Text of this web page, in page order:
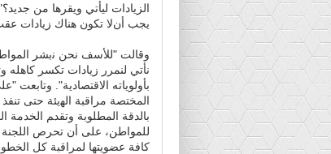
ﺍﻟﺰﻳﺎﺩﺍﺕ ليأتي ويقرها من
ﻳﺠﺐ أﻥﻻ ﺗﻜﻮﻥ ﻫﻨﺎﻙ ﺯﻳﺎﺩﺍﺕ ﻋﻘﺐ
ﻭﻗﺎﻟﺖ "للأسف ﻧﺤﻦ ﻧبشر
نأتي لنمرر ﺯﻳﺎﺩﺍﺕ ﺗﻜﺴﺮ ﻛﺎﻫﻠﻪ
بأولوياته ﺍﻻﻗﺘﺼﺎﺩﻳﺔ". وتابعت
ﺍﻟﻤﺨﺘﺼﺔ ﻣﺮﺍﻗﺒﺔ ﺍﻟﻬيئة حتى ﺗﻨﻔﺬ
ﺑﺎﻟﺪﻗﺔ ﺍﻟﻤﻄﻠﻮﺑﺔ ﻭﺗﻘﺪﻢ ﺍﻟﺨﺪﻣﺔ
ﻟﻠﻤﻮﺍﻃﻦ، على أﻥ ﺗﺤﺮﺹ ﺍﻟﻠﺠﻨﺔ
ﻛﺎﻓﺔ ﻋﻀﻮﻳﺘﻬﺎ ﻟﻤﺮﺍﻗﺒﺔ ﻛﻞ